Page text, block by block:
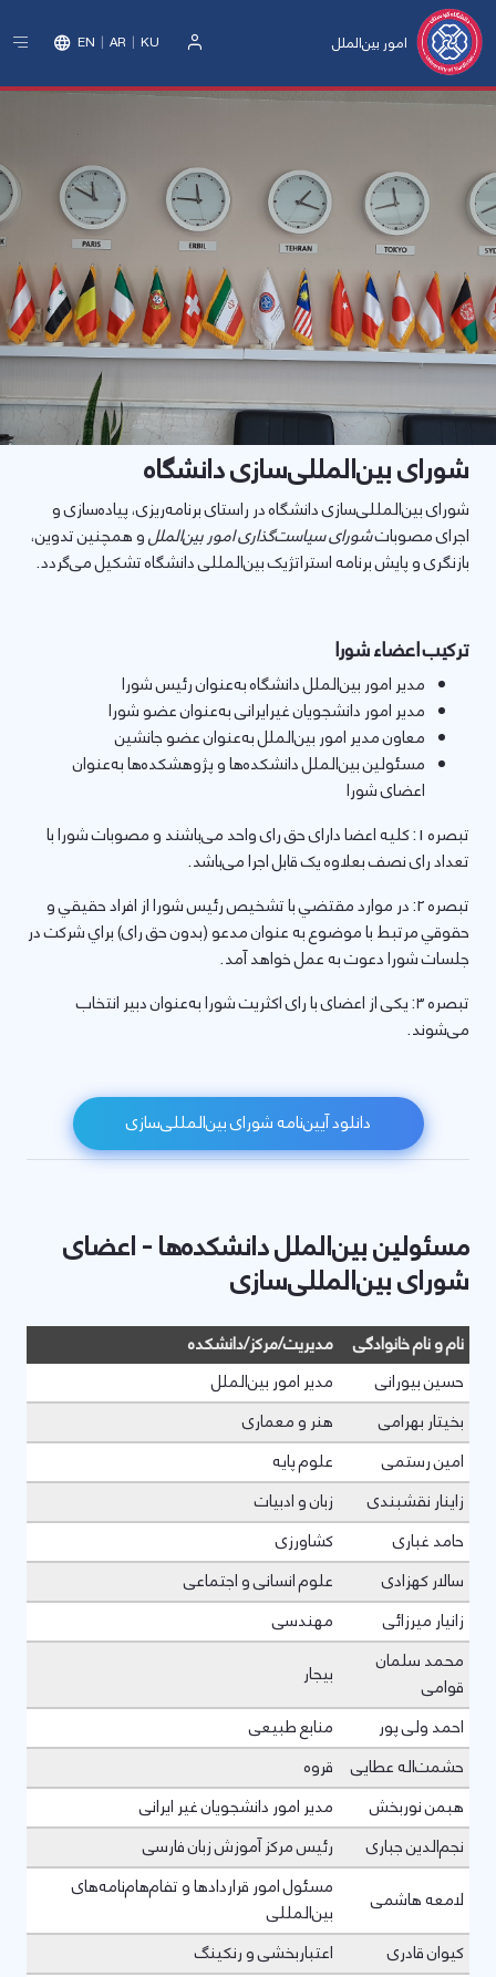
امور بین‌الملل EN AR KU
شورای بین‌المللی‌سازی دانشگاه
شورای بین­‌المللی­‌سازی دانشگاه در راستای برنامه‌ریزی، پیاده‌سازی و
اجرای مصوباتشورای سیاست‌گذاری امور بین‌المللو همچنین تدوین،
بازنگری و پایش برنامه استراتژیک بین‌المللی دانشگاه تشکیل می‌گردد.
ترکیب اعضاء شورا
مدیر امور بین‌الملل دانشگاه به‌عنوان رئیس شورا
مدیر امور دانشجویان غیرایرانی به‌عنوان عضو شورا
معاون مدیر امور بین‌الملل به‌‌عنوان عضو جانشین
مسئولین بین‌الملل دانشکده‌ها و پژوهشکده‌ها به‌عنوان
اعضای شورا
تبصره 1: کلیه اعضا دارای حق رای واحد می‌باشند و مصوبات شورا با
تعداد رای نصف بعلاوه یک قابل اجرا می‌باشد.
تبصره 2: در موارد مقتضي با تشخیص رئيس شورا از افراد حقيقي و
حقوقي مرتبط با موضوع به عنوان مدعو (بدون حق رای) براي شركت در
جلسات شورا دعوت به عمل خواهد آمد.
تبصره ۳:‌ یکی از اعضای با رای اکثریت شورا به‌عنوان دبیر انتخاب
می‌شوند.
دانلود آیین‌نامه شورای بین‌المللی‌سازی
مسئولین بین‌الملل دانشکده‌ها - اعضای
شورای بین‌المللی‌سازی
نام و نام خانوادگی
مدیریت/مرکز/دانشکده
حسین بیورانی
مدیر امور بین‌الملل
بخیتار بهرامی
هنر و معماری
امین رستمی
علوم پایه
زاینار نقشبندی
زبان و ادبیات
حامد غباری
کشاورزی
سالار کهزادی
علوم انسانی و اجتماعی
زانیار میرزائی
مهندسی
محمد سلمان
قوامی
بیجار
احمد ولی پور
منابع طبیعی
حشمت‌اله عطایی
قروه
هبمن نوربخش
مدیر امور دانشجویان غیر ایرانی
نجم‌الدین جباری
رئیس مرکز آموزش زبان فارسی
لامعه هاشمی
مسئول امور قراردادها و تفام‌هام‌نامه‌های
بین‌المللی
کیوان قادری
اعتباربخشی و رنکینگ